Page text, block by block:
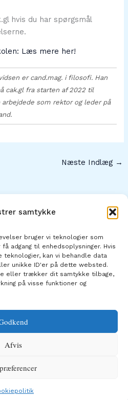
samtykke
bruger vi teknologier som
adgang til enhedsoplysninger. Hvis
kan vi behandle data
unikke ID'er på dette websted.
eller trækker dit samtykke tilbage,
på visse funktioner og
Afvis
hvis du har spørgsmål
Læs mere her!
er cand.mag. i filosofi. Han
cak.gl fra starten af 2022 til
som rektor og leder på
Næste Indlæg →
skolen
afdelinger
ordensregler
os
Campus Kujalleq